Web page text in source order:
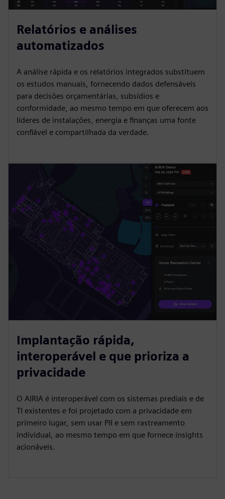
Relatórios e análises
automatizados
A análise rápida e os relatórios integrados substituem
os estudos manuais, fornecendo dados defensáveis
para decisões orçamentárias, subsídios e
conformidade, ao mesmo tempo em que oferecem aos
líderes de instalações, energia e finanças uma fonte
confiável e compartilhada da verdade.
Implantação rápida,
interoperável e que prioriza a
privacidade
O AIRIA é interoperável com os sistemas prediais e de
TI existentes e foi projetado com a privacidade em
primeiro lugar, sem usar PII e sem rastreamento
individual, ao mesmo tempo em que fornece insights
acionáveis.